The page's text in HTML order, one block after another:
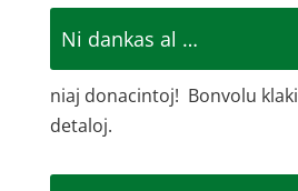
Ni dankas al …
niaj donacintoj! Bonvolu klaki
detaloj.